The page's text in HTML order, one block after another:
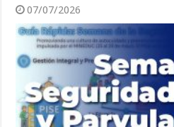
07/07/2026